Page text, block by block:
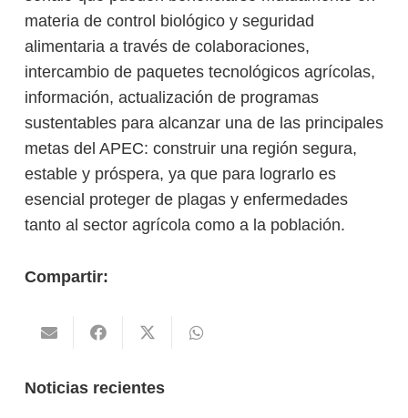
materia de control biológico y seguridad
alimentaria a través de colaboraciones,
intercambio de paquetes tecnológicos agrícolas,
información, actualización de programas
sustentables para alcanzar una de las principales
metas del APEC: construir una región segura,
estable y próspera, ya que para lograrlo es
esencial proteger de plagas y enfermedades
tanto al sector agrícola como a la población.
Compartir:
Noticias recientes